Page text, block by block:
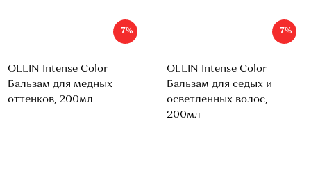
-7%
OLLIN Intense Color
Бальзам для медных
оттенков, 200мл
-7%
OLLIN Intense Color
Бальзам для седых и
осветленных волос,
200мл